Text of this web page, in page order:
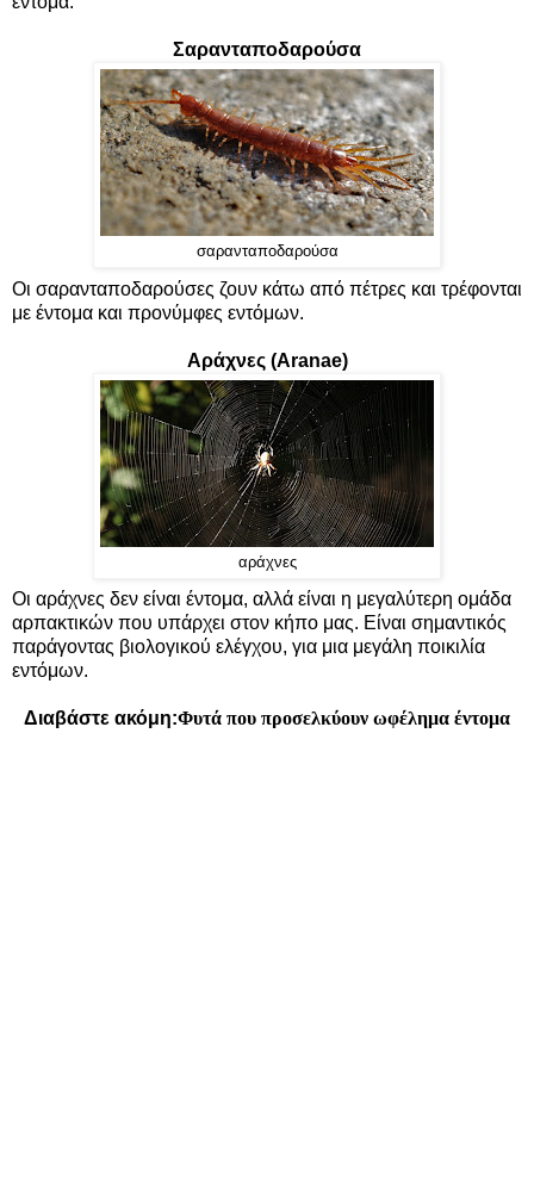
Σαρανταποδαρούσα
σαρανταποδαρούσα
Οι σαρανταποδαρούσες ζουν κάτω από πέτρες και τρέφονται
με έντομα και προνύμφες εντόμων.
Αράχνες (Aranae)
αράχνες
Οι αράχνες δεν είναι έντομα, αλλά είναι η μεγαλύτερη ομάδα
αρπακτικών που υπάρχει στον κήπο μας. Είναι σημαντικός
παράγοντας βιολογικού ελέγχου, για μια μεγάλη ποικιλία
εντόμων.
Διαβάστε ακόμη:Φυτά που προσελκύουν ωφέλημα έντομα